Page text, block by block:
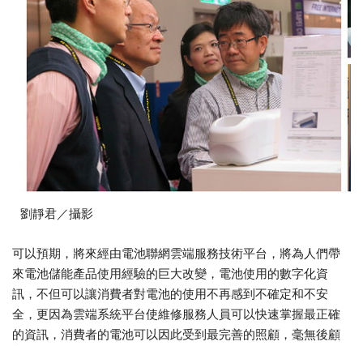
劉靜君／攝影
可以預期，將來經由電池聯網雲端服務技術平台，將為人們帶
來電池儲能產品使用經驗的巨大改變，電池使用的數字化資
訊，不但可以讓消費者對電池的使用不再感到不確定和不安
全，更因為雲端系統平台使維修服務人員可以快速掌握最正確
的資訊，消費者的電池可以因此受到最完善的照顧，毫無後顧